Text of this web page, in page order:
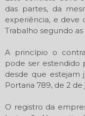
das partes, da
experiência, e deve
Trabalho segundo
A princípio o
pode ser estendido
desde que estejam
Portaria 789, de 2 de
O registro da